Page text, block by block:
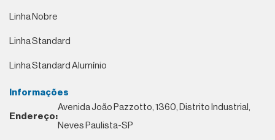
Linha Nobre
Linha Standard
Linha Standard Alumínio
Informações
Endereço:
Avenida João Pazzotto, 1360, Distrito Industrial,
Neves Paulista-SP